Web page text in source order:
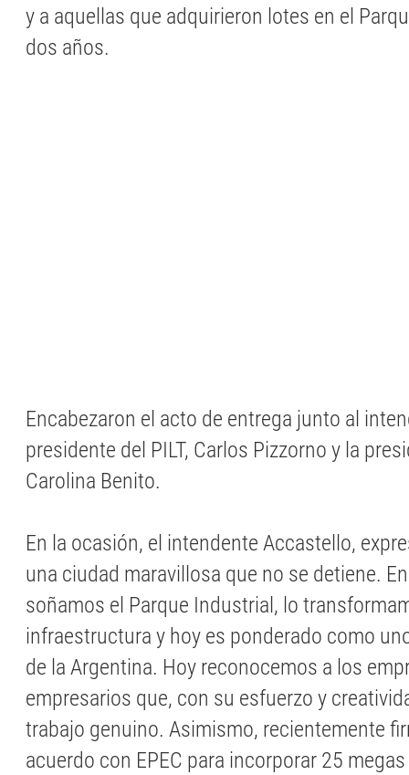
y a aquellas que adquirieron lotes en el
dos años.
Encabezaron el acto de entrega junto al
presidente del PILT, Carlos Pizzorno y la
Carolina Benito.
En la ocasión, el intendente Accastello,
una ciudad maravillosa que no se detiene.
soñamos el Parque Industrial, lo
infraestructura y hoy es ponderado como
de la Argentina. Hoy reconocemos a los
empresarios que, con su esfuerzo y
trabajo genuino. Asimismo, recientemente
acuerdo con EPEC para incorporar 25